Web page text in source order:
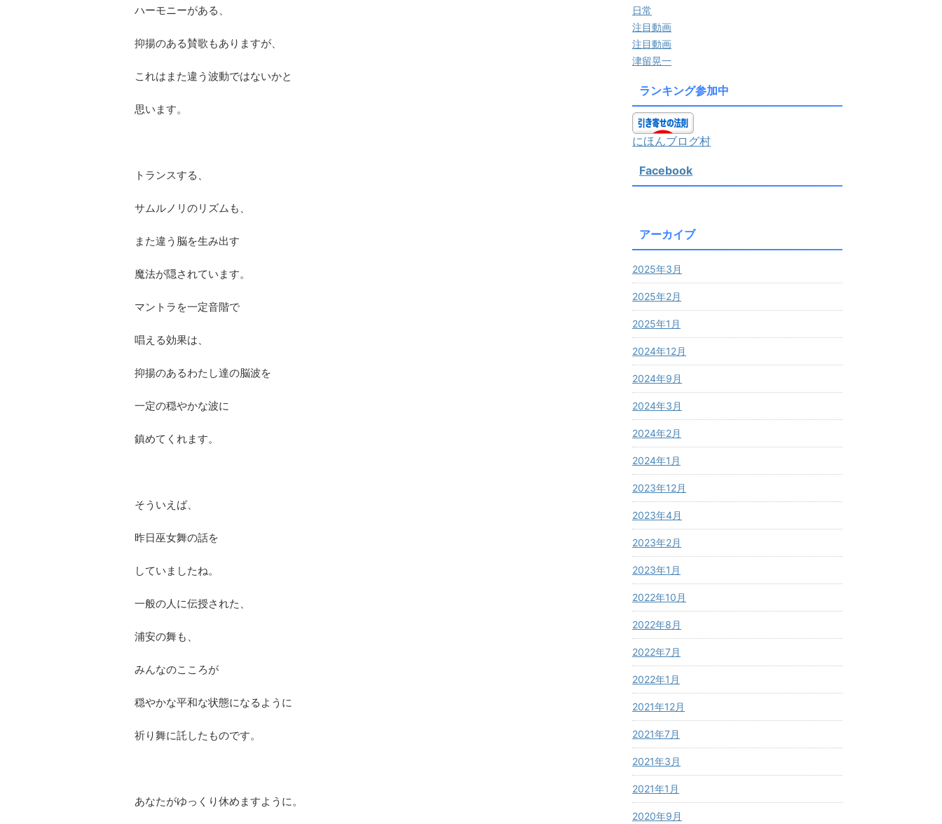
ハーモニーがある、
抑揚のある賛歌もありますが、
これはまた違う波動ではないかと
思います。
トランスする、
サムルノリのリズムも、
また違う脳を生み出す
魔法が隠されています。
マントラを一定音階で
唱える効果は、
抑揚のあるわたし達の脳波を
一定の穏やかな波に
鎮めてくれます。
そういえば、
昨日巫女舞の話を
していましたね。
一般の人に伝授された、
浦安の舞も、
みんなのこころが
穏やかな平和な状態になるように
祈り舞に託したものです。
あなたがゆっくり休めますように。
日常
注目動画
注目動画
津留晃一
ランキング参加中
にほんブログ村
Facebook
アーカイブ
2025年3月
2025年2月
2025年1月
2024年12月
2024年9月
2024年3月
2024年2月
2024年1月
2023年12月
2023年4月
2023年2月
2023年1月
2022年10月
2022年8月
2022年7月
2022年1月
2021年12月
2021年7月
2021年3月
2021年1月
2020年9月